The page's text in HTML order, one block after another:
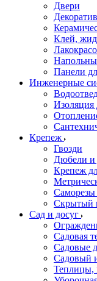
Двери
Клей,
Панели
Инженерные
Изоляция
Крепеж
Гвозди
Дюбели и
Крепеж
Скрытый
Сад и досуг
Садовая
Садовые
Садовый
Теплицы,